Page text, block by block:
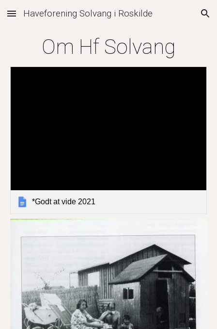
Skip to main content Skip to navigation
Haveforening Solvang i Roskilde
Om Hf Solvang
*Godt at vide 2021